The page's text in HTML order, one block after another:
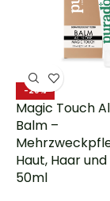
-20%
Magic Touch
Balm –
Haut, Haar
50ml